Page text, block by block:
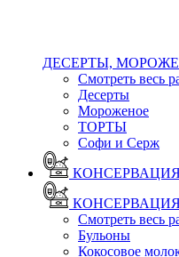
ДЕСЕРТЫ,
Смотреть весь
Десерты
Мороженое
ТОРТЫ
Софи и Серж
Смотреть весь
Бульоны
Кокосовое